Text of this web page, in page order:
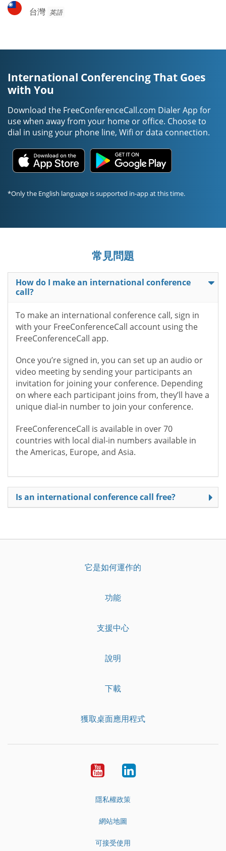
台
灣
台灣 英語
International Conferencing That Goes
with You
Download the FreeConferenceCall.com Dialer App for
use when away from your home or office. Choose to
dial in using your phone line, Wifi or data connection.
*Only the English language is supported in-app at this time.
常見問題
How do I make an international conference
call?
To make an international conference call, sign in
with your FreeConferenceCall account using the
FreeConferenceCall app.
Once you’re signed in, you can set up an audio or
video meeting by sending your participants an
invitation for joining your conference. Depending
on where each participant joins from, they’ll have a
unique dial-in number to join your conference.
FreeConferenceCall is available in over 70
countries with local dial-in numbers available in
the Americas, Europe, and Asia.
Is an international conference call free?
它是如何運作的
功能
支援中心
說明
下載
獲取桌面應用程式
YouTubeLinkedIn
隱私權政策
網站地圖
可接受使用